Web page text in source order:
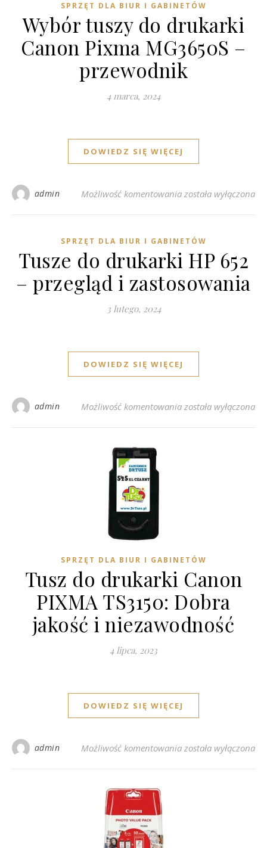
SPRZĘT DLA BIUR I GABINETÓW
Wybór tuszy do drukarki
Canon Pixma MG3650S –
przewodnik
4 marca, 2024
DOWIEDZ SIĘ WIĘCEJ
admin Możliwość komentowania Wybór tuszy do
została wyłączona
SPRZĘT DLA BIUR I GABINETÓW
Tusze do drukarki HP 652
– przegląd i zastosowania
3 lutego, 2024
DOWIEDZ SIĘ WIĘCEJ
admin Możliwość komentowania Tusze do drukarki
została wyłączona
SPRZĘT DLA BIUR I GABINETÓW
Tusz do drukarki Canon
PIXMA TS3150: Dobra
jakość i niezawodność
4 lipca, 2023
DOWIEDZ SIĘ WIĘCEJ
admin Możliwość komentowania Tusz do drukarki
została wyłączona